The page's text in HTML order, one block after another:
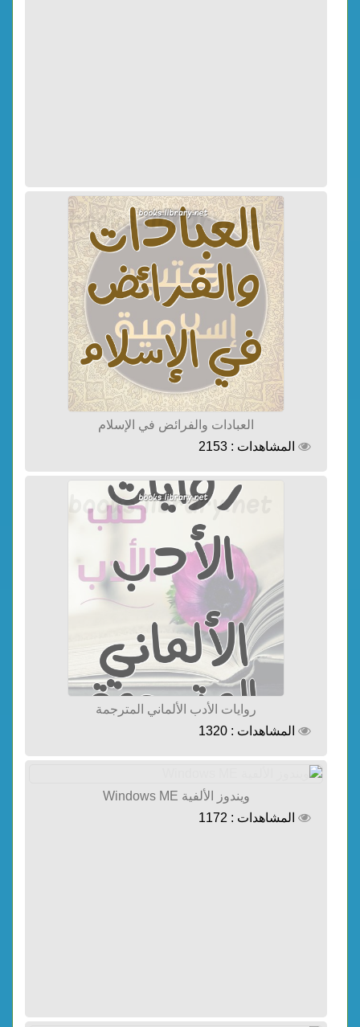
العبادات والفرائض في الإسلام
المشاهدات : 2153
روايات الأدب الألماني المترجمة
المشاهدات : 1320
ويندوز الألفية Windows ME
المشاهدات : 1172